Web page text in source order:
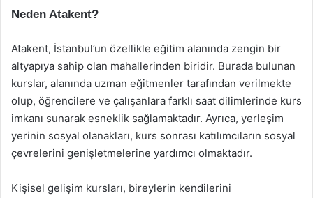
Neden Atakent?
Atakent, İstanbul’un özellikle eğitim alanında zengin bir
altyapıya sahip olan mahallerinden biridir. Burada bulunan
kurslar, alanında uzman eğitmenler tarafından verilmekte
olup, öğrencilere ve çalışanlara farklı saat dilimlerinde kurs
imkanı sunarak esneklik sağlamaktadır. Ayrıca, yerleşim
yerinin sosyal olanakları, kurs sonrası katılımcıların sosyal
çevrelerini genişletmelerine yardımcı olmaktadır.
Kişisel gelişim kursları, bireylerin kendilerini